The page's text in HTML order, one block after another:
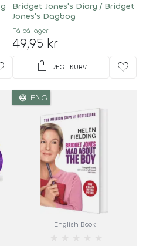
Bridget Jones's Diary / Bridget
Jones's Dagbog
Få på lager
49,95 kr
shopping_bag LÆG I KURV favorite
language ENG
English Book